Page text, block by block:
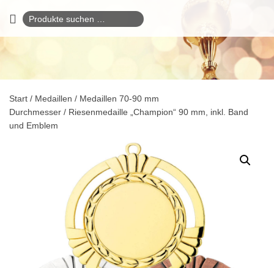
Suchen
nach:
Start / Medaillen / Medaillen 70-90 mm
Durchmesser / Riesenmedaille „Champion“ 90 mm, inkl. Band
und Emblem